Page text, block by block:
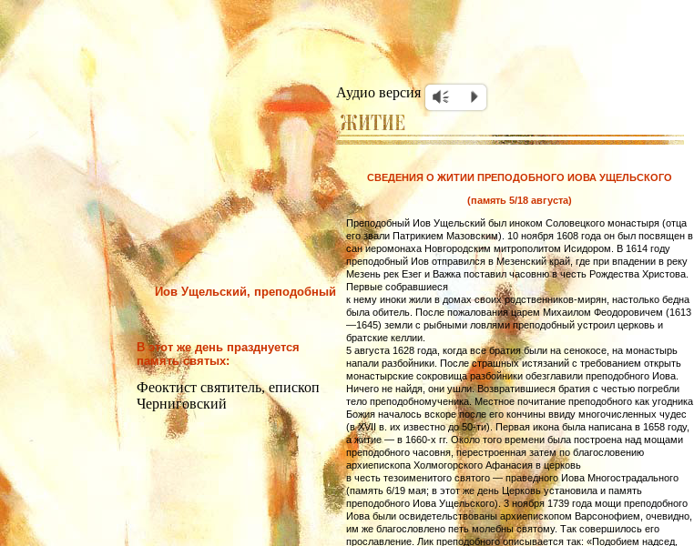
Аудио версия Vm P
Иов Ущельский, преподобный
В этот же день празднуется
память святых:
Феоктист святитель, епископ
Черниговский
СВЕДЕНИЯ О ЖИТИИ ПРЕПОДОБНОГО ИОВА УЩЕЛЬСКОГО
(память 5/18 августа)
Преподобный Иов Ущельский был иноком Соловецкого монастыря (отца
его звали Патрикием Мазовским). 10 ноября 1608 года он был посвящен в
сан иеромонаха Новгородским митрополитом Исидором. В 1614 году
преподобный Иов отправился в Мезенский край, где при впадении в реку
Мезень рек Езег и Важка поставил часовню в честь Рождества Христова.
Первые собравшиеся
к нему иноки жили в домах своих родственников-мирян, настолько бедна
была обитель. После пожало­вания царем Михаилом Феодоровичем (1613
—1645) земли с рыбными ловлями преподобный устроил церковь и
братские келлии.
5 августа 1628 года, когда все братия были на сенокосе, на монастырь
напали разбойники. После страшных истя­заний с требованием открыть
монастырские сокровища разбойники обезглавили преподобного Иова.
Ничего не найдя, они ушли. Возвратившиеся братия с честью погребли
тело преподобномученика. Местное почитание преподобного как угодника
Божия началось вскоре после его кончины ввиду многочисленных чудес
(в XVII в. их известно до 50-ти). Первая икона была написана в 1658 году,
а житие — в 1660-х гг. Около того вре­мени была построена над мощами
преподобного часовня, перестроенная затем по благословению
архиепископа Холмогорского Афанасия в церковь
в честь тезоименитого святого — праведного Иова Многострадального
(память 6/19 мая; в этот же день Церковь установила и память
преподобного Иова Ущель­ского). 3 ноября 1739 года мощи преподобного
Иова были освидетельство­ваны архиепископом Варсонофием, очевидно,
им же благословлено петь молебны свя­тому. Так совершилось его
прославление. Лик преподобного описывается так: «Подобием надсед,